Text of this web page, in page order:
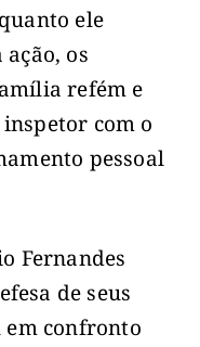
ele
os
refém e
com o
pessoal
Fernandes
de seus
confronto